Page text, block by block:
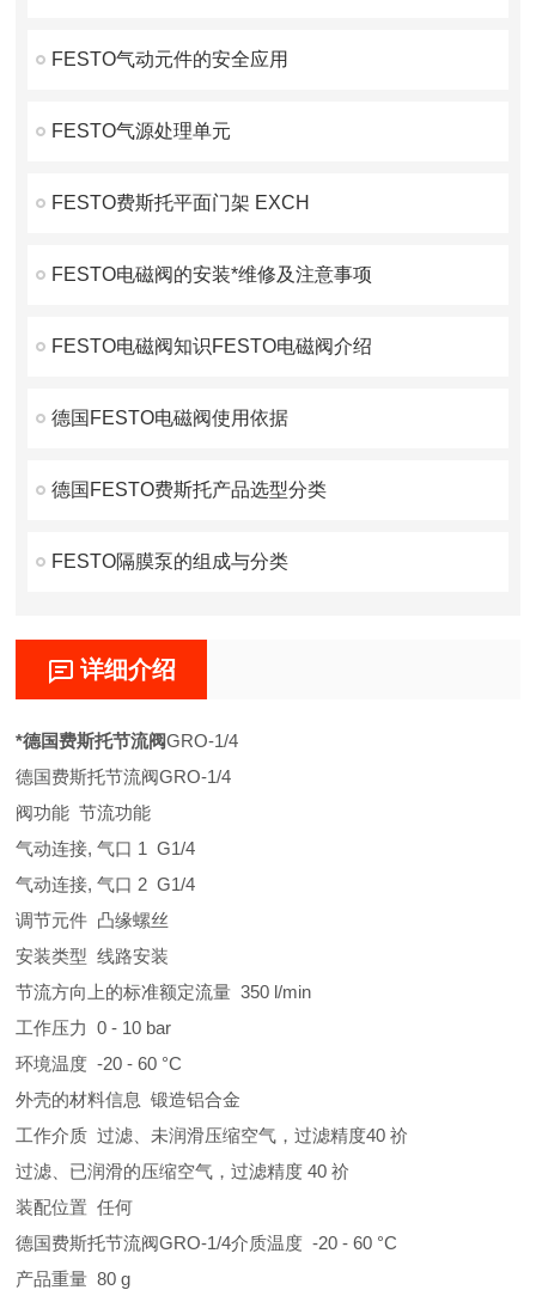
FESTO气动元件的安全应用
FESTO气源处理单元
FESTO费斯托平面门架 EXCH
FESTO电磁阀的安装*维修及注意事项
FESTO电磁阀知识FESTO电磁阀介绍
德国FESTO电磁阀使用依据
德国FESTO费斯托产品选型分类
FESTO隔膜泵的组成与分类
详细介绍
*德国费斯托节流阀GRO-1/4
德国费斯托节流阀GRO-1/4
阀功能 节流功能
气动连接, 气口 1 G1/4
气动连接, 气口 2 G1/4
调节元件 凸缘螺丝
安装类型 线路安装
节流方向上的标准额定流量 350 l/min
工作压力 0 - 10 bar
环境温度 -20 - 60 °C
外壳的材料信息 锻造铝合金
工作介质 过滤、未润滑压缩空气，过滤精度40 祄
过滤、已润滑的压缩空气，过滤精度 40 祄
装配位置 任何
德国费斯托节流阀GRO-1/4介质温度 -20 - 60 °C
产品重量 80 g